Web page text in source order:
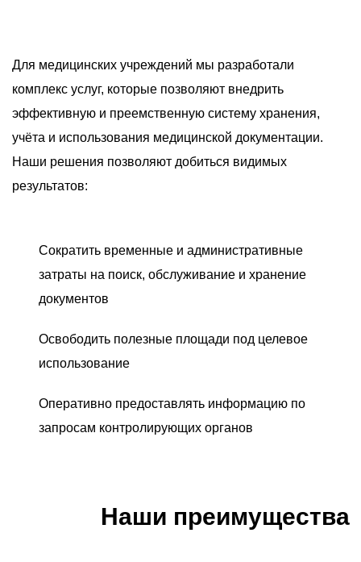
Для медицинских учреждений мы разработали
комплекс услуг, которые позволяют внедрить
эффективную и преемственную систему хранения,
учёта и использования медицинской документации.
Наши решения позволяют добиться видимых
результатов:
Сократить временные и административные
затраты на поиск, обслуживание и хранение
документов
Освободить полезные площади под целевое
использование
Оперативно предоставлять информацию по
запросам контролирующих органов
Наши преимущества